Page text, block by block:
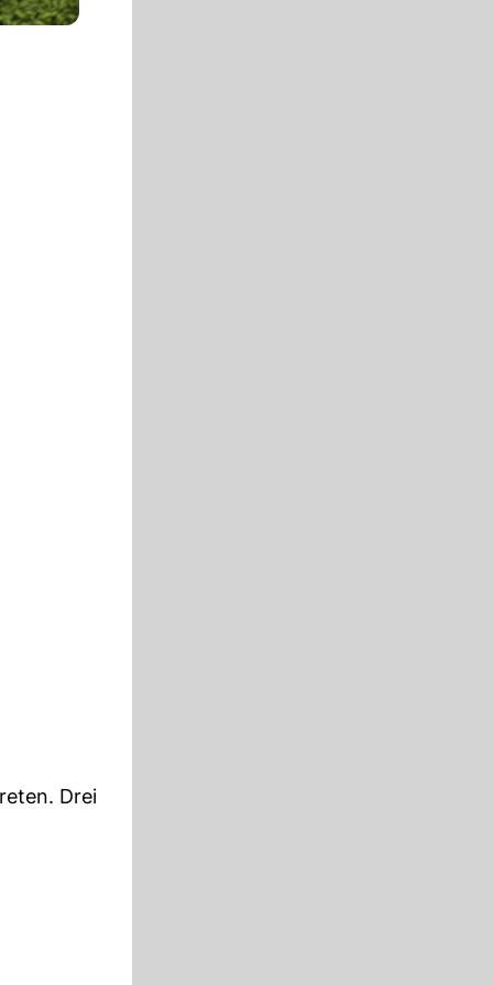
Drei